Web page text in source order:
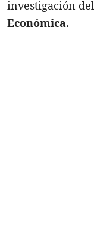
investigación del
Económica.